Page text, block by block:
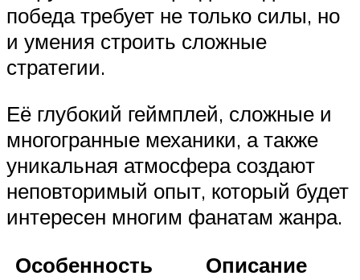
победа требует не только силы, но
и умения строить сложные
стратегии.
Её глубокий геймплей, сложные и
многогранные механики, а также
уникальная атмосфера создают
неповторимый опыт, который будет
интересен многим фанатам жанра.
Особенность
Описание